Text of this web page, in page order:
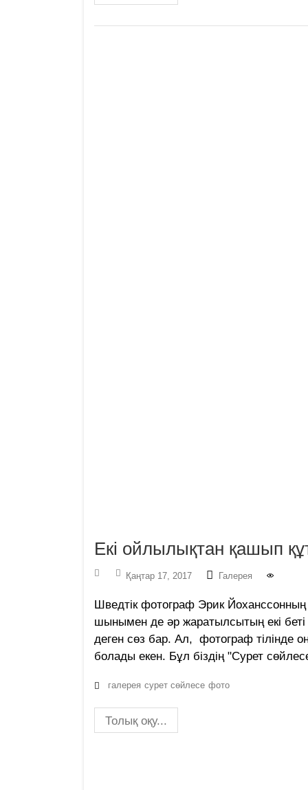
Екі ойлылықтан қашып
Қаңтар 17, 2017 Галерея
Шведтік фотограф Эрик Йоханссонның
шынымен де әр жаратылсытың екі
деген сөз бар. Ал, фотограф тілінде
болады екен. Бұл біздің "Сурет
галерея сурет сөйлесе фото
Толық оқу...